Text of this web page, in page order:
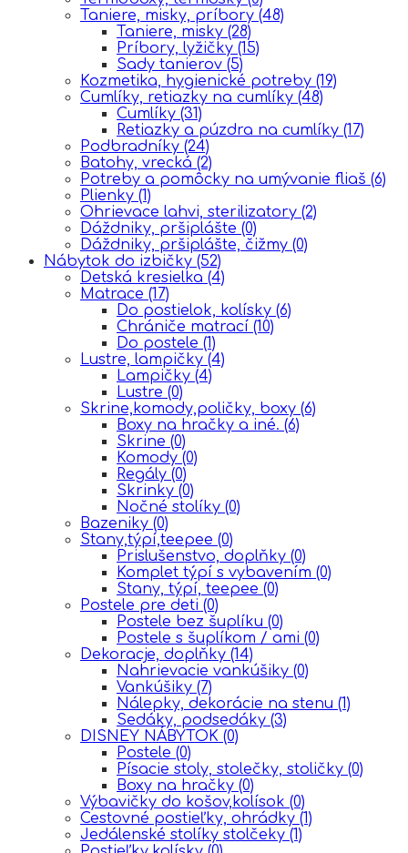
Taniere, misky, príbory (48)
Taniere, misky (28)
Príbory, lyžičky (15)
Sady tanierov (5)
Kozmetika, hygienické potreby (19)
Cumlíky, retiazky na cumlíky (48)
Cumlíky (31)
Retiazky a púzdra na cumlíky (17)
Podbradníky (24)
Batohy, vrecká (2)
Potreby a pomôcky na umývanie fliaš (6)
Plienky (1)
Ohrievace lahvi, sterilizatory (2)
Dáždniky, pršiplášte (0)
Dáždniky, pršiplášte, čižmy (0)
Nábytok do izbičky (52)
Detská kresielka (4)
Matrace (17)
Do postielok, kolísky (6)
Chrániče matrací (10)
Do postele (1)
Lustre, lampičky (4)
Lampičky (4)
Lustre (0)
Skrine,komody,poličky, boxy (6)
Boxy na hračky a iné. (6)
Skrine (0)
Komody (0)
Regály (0)
Skrinky (0)
Nočné stolíky (0)
Bazeniky (0)
Stany,týpí,teepee (0)
Prislušenstvo, doplňky (0)
Komplet týpí s vybavením (0)
Stany, týpí, teepee (0)
Postele pre deti (0)
Postele bez šuplíku (0)
Postele s šuplíkom / ami (0)
Dekoracje, doplňky (14)
Nahrievacie vankúšiky (0)
Vankúšiky (7)
Nálepky, dekorácie na stenu (1)
Sedáky, podsedáky (3)
DISNEY NÁBYTOK (0)
Postele (0)
Písacie stoly, stolečky, stoličky (0)
Boxy na hračky (0)
Výbavičky do košov,kolísok (0)
Cestovné postieľky, ohrádky (1)
Jedálenské stolíky stolčeky (1)